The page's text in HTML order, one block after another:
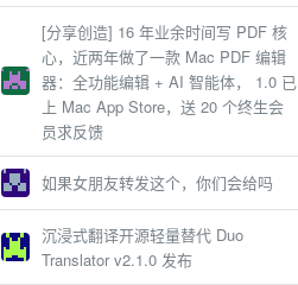
[分享创造] 16 年业余时间写 PDF 核
心，近两年做了一款 Mac PDF 编辑
器：全功能编辑 + AI 智能体， 1.0 已
上 Mac App Store，送 20 个终生会
员求反馈
如果女朋友转发这个，你们会给吗
沉浸式翻译开源轻量替代 Duo
Translator v2.1.0 发布